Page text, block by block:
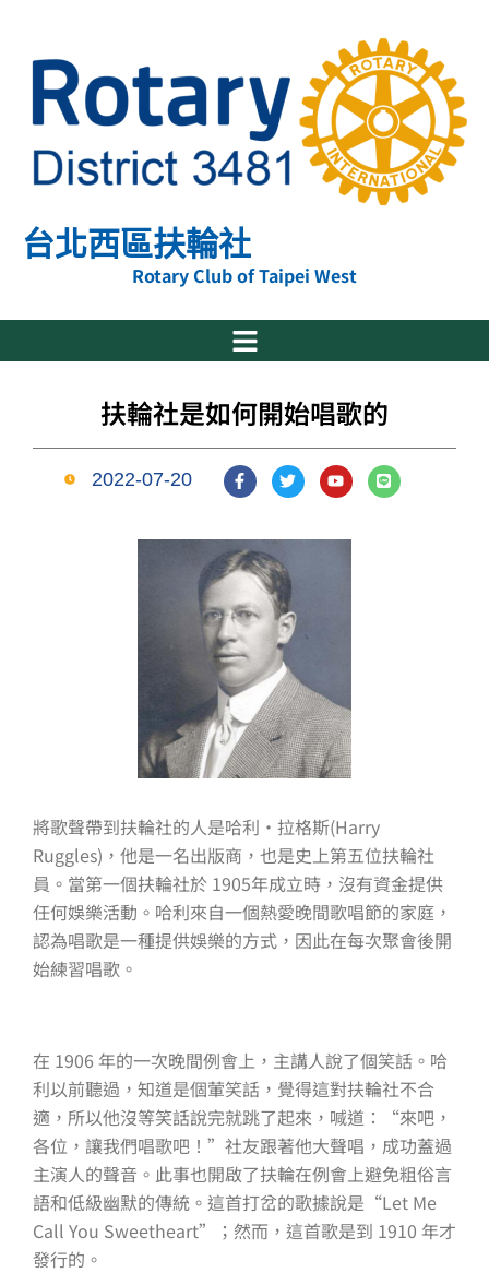
台北西區扶輪社
Rotary Club of Taipei West
扶輪社是如何開始唱歌的
2022-07-20 F
a
c
b
o
o
-
f
T
w
i
t
r
Y
o
u
u
L
i
n
將歌聲帶到扶輪社的人是哈利·拉格斯(Harry
Ruggles)，他是一名出版商，也是史上第五位扶輪社
員。當第一個扶輪社於 1905年成立時，沒有資金提供
任何娛樂活動。哈利來自一個熱愛晚間歌唱節的家庭，
認為唱歌是一種提供娛樂的方式，因此在每次聚會後開
始練習唱歌。
在 1906 年的一次晚間例會上，主講人說了個笑話。哈
利以前聽過，知道是個葷笑話，覺得這對扶輪社不合
適，所以他沒等笑話說完就跳了起來，喊道：“來吧，
各位，讓我們唱歌吧！”社友跟著他大聲唱，成功蓋過
主演人的聲音。此事也開啟了扶輪在例會上避免粗俗言
語和低級幽默的傳統。這首打岔的歌據說是“Let Me
Call You Sweetheart”；然而，這首歌是到 1910 年才
發行的。